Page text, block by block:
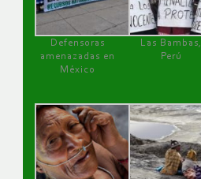
Defensoras
amenazadas en
México
Las Bambas,
Perú